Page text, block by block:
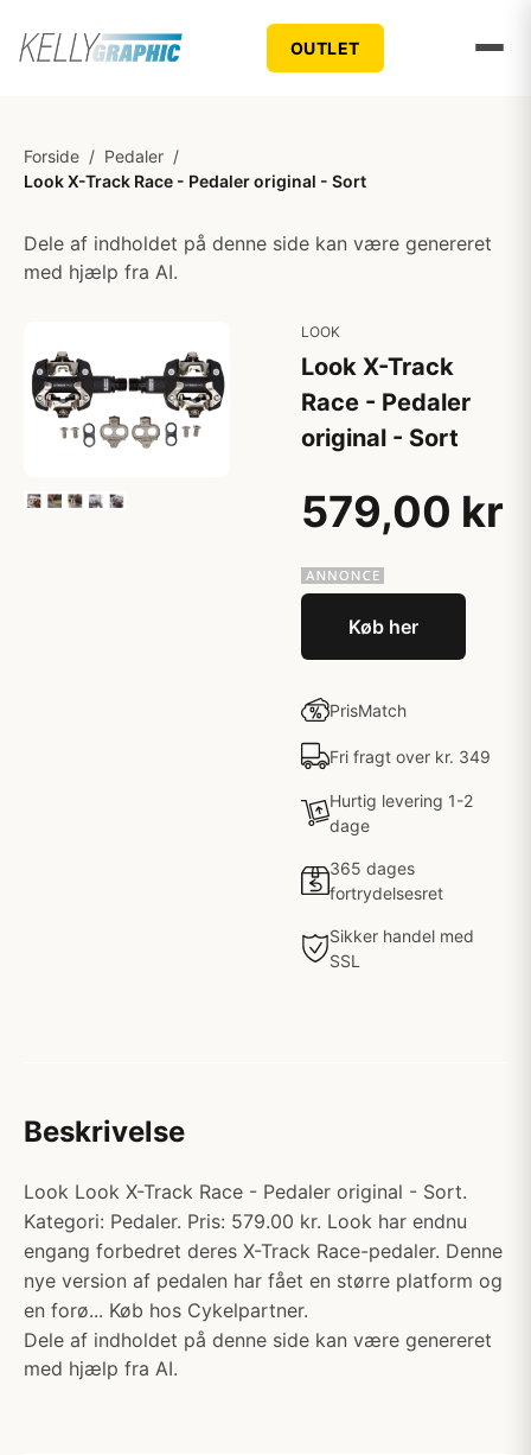
OUTLET
Forside / Pedaler /
Look X-Track Race - Pedaler original - Sort
Dele af indholdet på denne side kan være genereret
med hjælp fra AI.
LOOK
Look X-Track
Race - Pedaler
original - Sort
579,00 kr
Køb her
PrisMatch
Fri fragt over kr. 349
Hurtig levering 1-2
dage
365 dages
fortrydelsesret
Sikker handel med
SSL
Beskrivelse
Look Look X-Track Race - Pedaler original - Sort.
Kategori: Pedaler. Pris: 579.00 kr. Look har endnu
engang forbedret deres X-Track Race-pedaler. Denne
nye version af pedalen har fået en større platform og
en forø... Køb hos Cykelpartner.
Dele af indholdet på denne side kan være genereret
med hjælp fra AI.